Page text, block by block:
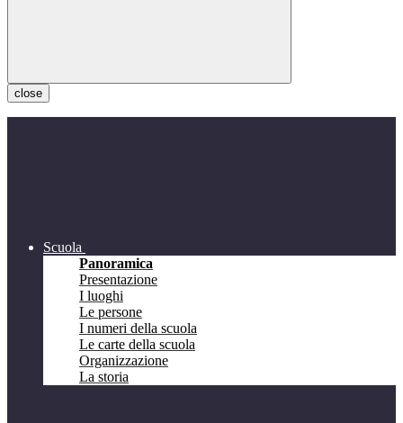
close
Scuola
Panoramica
Presentazione
I luoghi
Le persone
I numeri della scuola
Le carte della scuola
Organizzazione
La storia